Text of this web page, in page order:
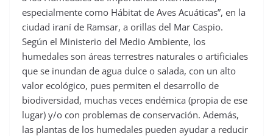
especialmente como Hábitat de Aves Acuáticas”, en la
ciudad iraní de Ramsar, a orillas del Mar Caspio.
Según el Ministerio del Medio Ambiente, los
humedales son áreas terrestres naturales o artificiales
que se inundan de agua dulce o salada, con un alto
valor ecológico, pues permiten el desarrollo de
biodiversidad, muchas veces endémica (propia de ese
lugar) y/o con problemas de conservación. Además,
las plantas de los humedales pueden ayudar a reducir